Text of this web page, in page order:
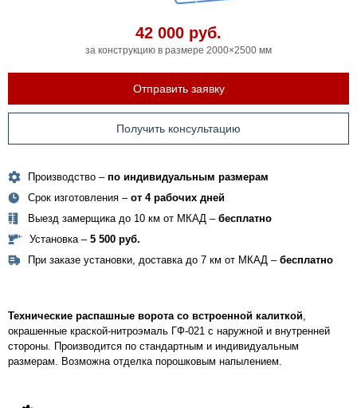
42 000 руб.
за конструкцию в размере 2000×2500 мм
Отправить заявку
Получить консультацию
Производство – по индивидуальным размерам
Срок изготовления – от 4 рабочих дней
Выезд замерщика до 10 км от МКАД – бесплатно
Установка – 5 500 руб.
При заказе установки, доставка до 7 км от МКАД – бесплатно
Технические распашные ворота со встроенной калиткой
окрашенные краской-нитроэмаль ГФ-021 с наружной и внутренней
стороны. Производится по стандартным и индивидуальным
размерам. Возможна отделка порошковым напылением.